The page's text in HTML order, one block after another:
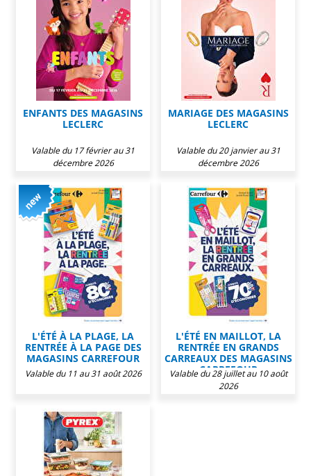
ENFANTS DES MAGASINS
LECLERC
Valable du 17 février au 31
décembre 2026
MARIAGE DES MAGASINS
LECLERC
Valable du 20 janvier au 31
décembre 2026
L'ÉTÉ À LA PLAGE, LA
RENTRÉE À LA PAGE DES
MAGASINS CARREFOUR
Valable du 11 au 31 août 2026
L'ÉTÉ EN MAILLOT, LA
RENTRÉE EN GRANDS
CARREAUX DES MAGASINS
CARREFOUR
Valable du 28 juillet au 10 août
2026